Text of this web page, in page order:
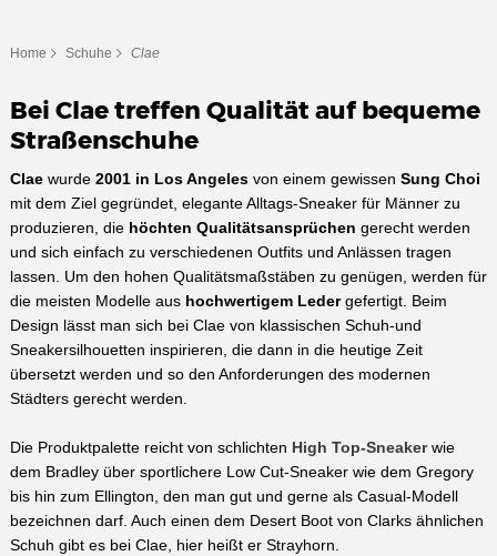
Home Schuhe Clae
Bei Clae treffen Qualität auf bequeme
Straßenschuhe
Claewurde 2001 in Los Angelesvon einem gewissen Sung Choi
mit dem Ziel gegründet, elegante Alltags-Sneaker für Männer zu
produzieren, die höchten Qualitätsansprüchen gerecht werden
und sich einfach zu verschiedenen Outfits und Anlässen tragen
lassen. Um den hohen Qualitätsmaßstäben zu genügen, werden für
die meisten Modelle aus hochwertigem Ledergefertigt. Beim
Design lässt man sich bei Clae von klassischen Schuh-und
Sneakersilhouetten inspirieren, die dann in die heutige Zeit
übersetzt werden und so den Anforderungen des modernen
Städters gerecht werden.
Die Produktpalette reicht von schlichten High Top-Sneakerwie
dem Bradley über sportlichere Low Cut-Sneaker wie dem Gregory
bis hin zum Ellington, den man gut und gerne als Casual-Modell
bezeichnen darf. Auch einen dem Desert Boot von Clarks ähnlichen
Schuh gibt es bei Clae, hier heißt er Strayhorn.